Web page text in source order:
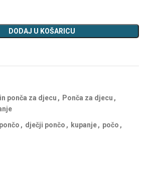
DODAJ U KOŠARICU
ponča za djecu , Ponča za djecu ,
, dječji pončo , kupanje, počo ,